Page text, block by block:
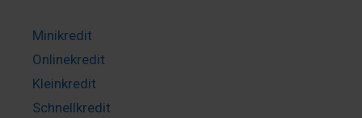
Minikredit
Onlinekredit
Kleinkredit
Schnellkredit